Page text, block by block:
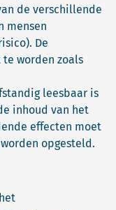
de verschillende
mensen
De
worden zoals
leesbaar is
inhoud van het
effecten moet
opgesteld.